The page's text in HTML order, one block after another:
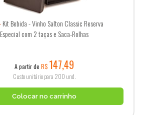
Kit Bebida - Vinho Salton Classic Reserva
Especial com 2 taças e Saca-Rolhas
A partir de R$ 147,49
Custo unitário para 200 und.
Colocar no carrinho